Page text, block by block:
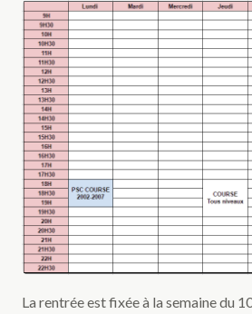
La rentrée est fixée à la semaine du